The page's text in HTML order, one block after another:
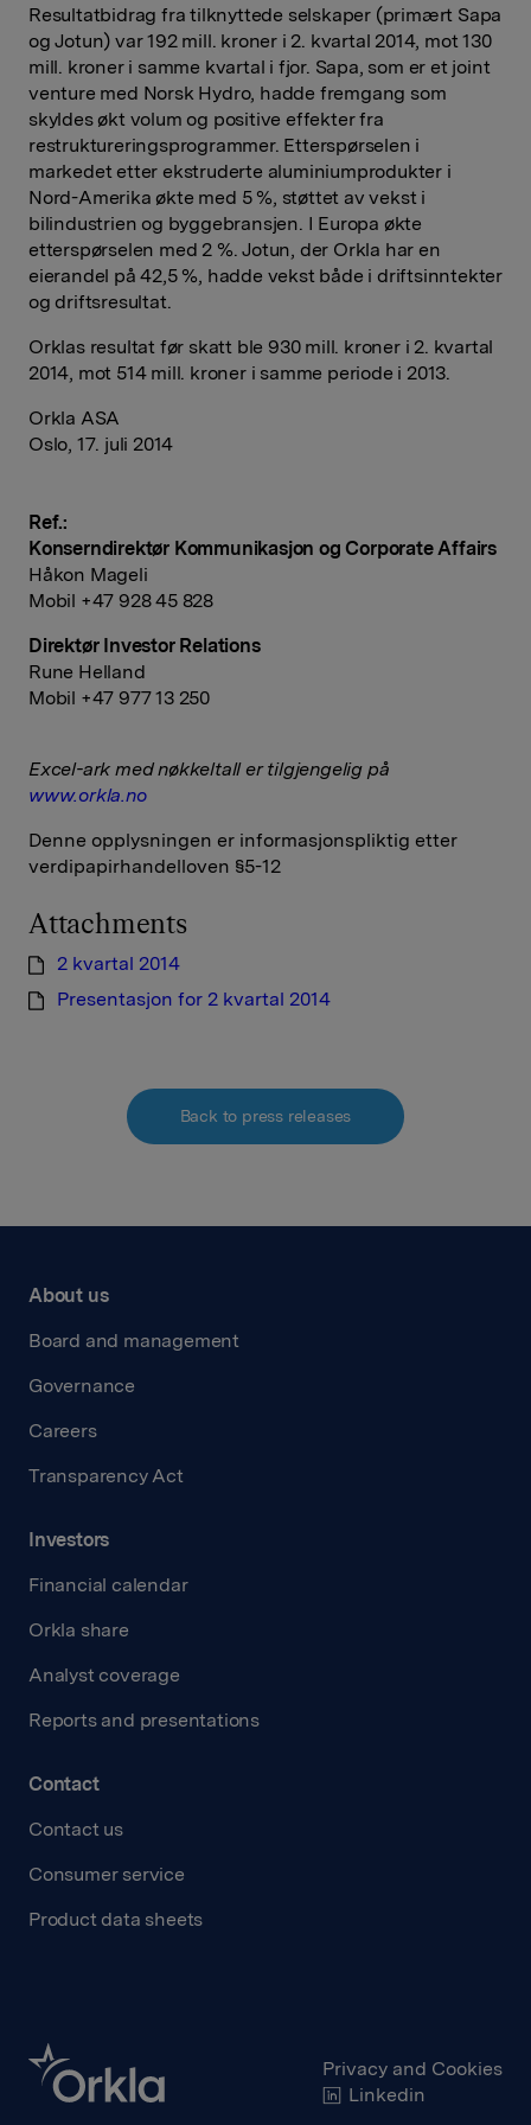
Resultatbidrag fra tilknyttede selskaper (primært Sapa
og Jotun) var 192 mill. kroner i 2. kvartal 2014, mot 130
mill. kroner i samme kvartal i fjor. Sapa, som er et joint
venture med Norsk Hydro, hadde fremgang som
skyldes økt volum og positive effekter fra
restrukturerings­programmer. Etterspørselen i
markedet etter ekstruderte aluminiumprodukter i
Nord-Amerika økte med 5 %, støttet av vekst i
bilindustrien og byggebransjen. I Europa økte
etterspørselen med 2 %. Jotun, der Orkla har en
eierandel på 42,5 %, hadde vekst både i driftsinntekter
og driftsresultat.
Orklas resultat før skatt ble 930 mill. kroner i 2. kvartal
2014, mot 514 mill. kroner i samme periode i 2013.
Orkla ASA
Oslo, 17. juli 2014
Ref.:
Konserndirektør Kommunikasjon og Corporate Affairs
Håkon Mageli
Mobil +47 928 45 828
Direktør Investor Relations
Rune Helland
Mobil +47 977 13 250
Excel-ark med nøkkeltall er tilgjengelig på
www.orkla.no
Denne opplysningen er informasjonspliktig etter
verdipapirhandelloven §5-12
Attachments
2 kvartal 2014
Presentasjon for 2 kvartal 2014
Back to press releases
About us
Board and management
Governance
Careers
Transparency Act
Investors
Financial calendar
Orkla share
Analyst coverage
Reports and presentations
Contact
Contact us
Consumer service
Product data sheets
Privacy and Cookies
Linkedin